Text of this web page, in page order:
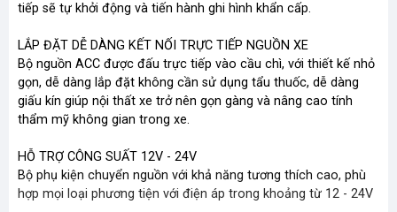
tiếp sẽ tự khởi động và tiến hành ghi hình khẩn cấp.
LẮP ĐẶT DỄ DÀNG KẾT NỐI TRỰC TIẾP NGUỒN XE
Bộ nguồn ACC được đấu trực tiếp vào cầu chì, với thiết kế nhỏ
gọn, dễ dàng lắp đặt không cần sử dụng tẩu thuốc, dễ dàng
giấu kín giúp nội thất xe trở nên gọn gàng và nâng cao tính
thẩm mỹ không gian trong xe.
HỖ TRỢ CÔNG SUẤT 12V - 24V
Bộ phụ kiện chuyển nguồn với khả năng tương thích cao, phù
hợp mọi loại phương tiện với điện áp trong khoảng từ 12 - 24V